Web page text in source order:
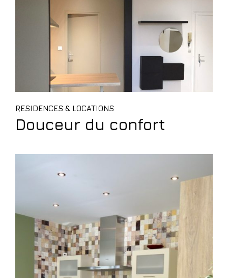
RESIDENCES & LOCATIONS
Douceur du confort